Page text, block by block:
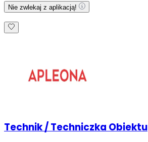
Nie zwlekaj z aplikacją!
Technik / Techniczka Obiektu